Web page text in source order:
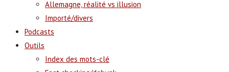
Allemagne, réalité vs illusion
Importé/divers
Podcasts
Outils
Index des mots-clé